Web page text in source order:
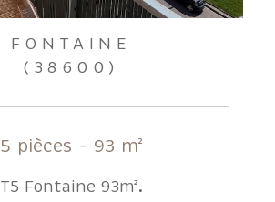
FONTAINE
(38600)
5 pièces - 93 m²
T5 Fontaine 93m².